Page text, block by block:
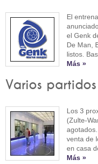
El
el Genk
De Man,
listos.
Más »
Varios
Los 3
(Zulte-
venta de
en casa
Más »